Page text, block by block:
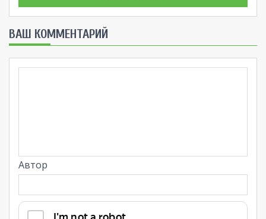
ВАШ КОММЕНТАРИЙ
Автор